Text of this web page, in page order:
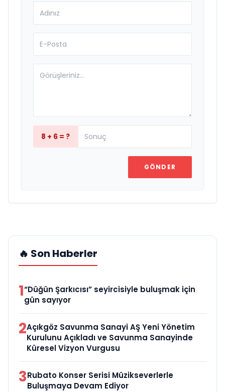
8 + 6 = ?
GÖNDER
🔥 Son Haberler
1“Düğün Şarkıcısı” seyircisiyle buluşmak için
gün sayıyor
2Açıkgöz Savunma Sanayi AŞ Yeni Yönetim
Kurulunu Açıkladı ve Savunma Sanayinde
Küresel Vizyon Vurgusu
3Rubato Konser Serisi Müzikseverlerle
Buluşmaya Devam Ediyor